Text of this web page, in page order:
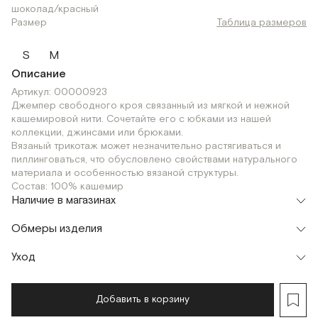
шоколад/красный
Размер
Таблица размеров
S
M
Описание
Артикул: 00000923
Джемпер свободного кроя связанный из мягкой и нежной
кашемировой нити. Сочетайте его с юбками из нашей
коллекции, джинсами или брюками.
Вязаный трикотаж может незначительно растягиваться и
пиллинговаться, что обусловлено свойствами натурального
материала и особенностью вязаной структуры.
Состав: 100% кашемир
Наличие в магазинах
Шоурум
г. Москва, Малая Бронная 24/3
M
г. Москва, Малая Бронная 16
M
Обмеры изделия
Уход
Добавить в корзину